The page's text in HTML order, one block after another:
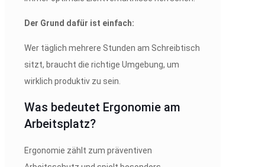
Der Grund dafür ist einfach:
Wer täglich mehrere Stunden am Schreibtisch
sitzt, braucht die richtige Umgebung, um
wirklich produktiv zu sein.
Was bedeutet Ergonomie am
Arbeitsplatz?
Ergonomie zählt zum präventiven